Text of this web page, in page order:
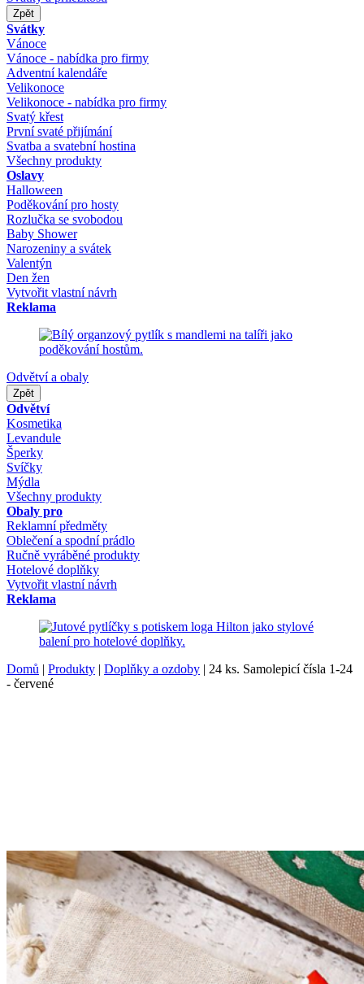
Zpět
Svátky
Vánoce
Vánoce - nabídka pro firmy
Adventní kalendáře
Velikonoce
Velikonoce - nabídka pro firmy
Svatý křest
První svaté přijímání
Svatba a svatební hostina
Všechny produkty
Oslavy
Halloween
Poděkování pro hosty
Rozlučka se svobodou
Baby Shower
Narozeniny a svátek
Valentýn
Den žen
Vytvořit vlastní návrh
Reklama
Odvětví a obaly
Zpět
Odvětví
Kosmetika
Levandule
Šperky
Svíčky
Mýdla
Všechny produkty
Obaly pro
Reklamní předměty
Oblečení a spodní prádlo
Ručně vyráběné produkty
Hotelové doplňky
Vytvořit vlastní návrh
Reklama
Domů | Produkty | Doplňky a ozdoby | 24 ks. Samolepicí čísla 1-24
- červené